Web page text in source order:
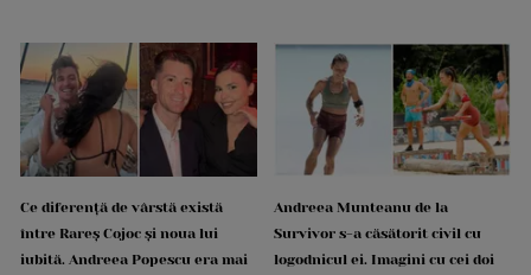
Ce diferență de vârstă există
între Rareș Cojoc și noua lui
iubită. Andreea Popescu era mai
Andreea Munteanu de la
Survivor s-a căsătorit civil cu
logodnicul ei. Imagini cu cei doi